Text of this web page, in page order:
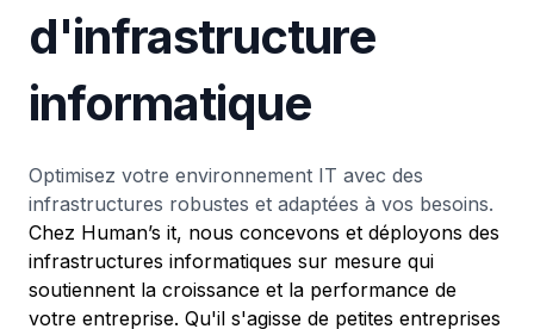
d'infrastructure
informatique
Optimisez votre environnement IT avec des
infrastructures robustes et adaptées à vos besoins.
Chez Human’s it, nous concevons et déployons des
infrastructures informatiques sur mesure qui
soutiennent la croissance et la performance de
votre entreprise. Qu'il s'agisse de petites entreprises